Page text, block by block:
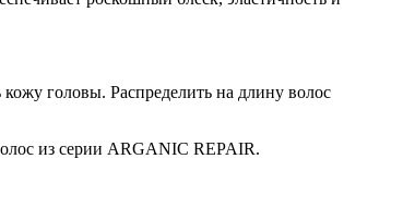
головы. Распределить на длину волос
из серии ARGANIC REPAIR.